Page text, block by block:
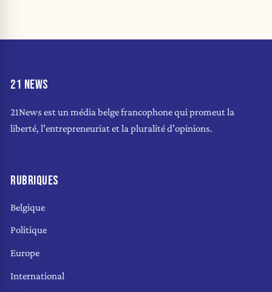
21 NEWS
21News est un média belge francophone qui promeut la
liberté, l'entrepreneuriat et la pluralité d'opinions.
RUBRIQUES
Belgique
Politique
Europe
International